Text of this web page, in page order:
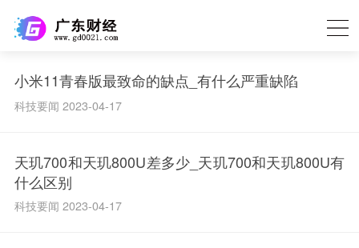
小米11青春版最致命的缺点_有什么严重缺陷
科技要闻 2023-04-17
天玑700和天玑800U差多少_天玑700和天玑800U有
什么区别
科技要闻 2023-04-17